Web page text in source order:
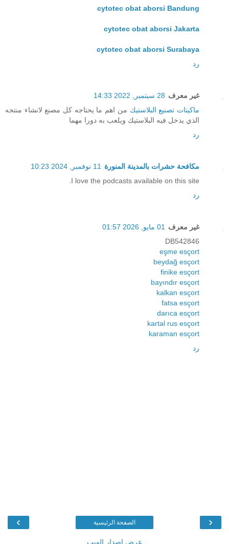
cytotec obat aborsi Bandung
cytotec obat aborsi Jakarta
cytotec obat aborsi Surabaya
رد
غير معرف 28 سبتمبر, 2022 14:33
ماكينات تصنيع البلاستيك من اهم ما يحتاجه كل مصنع لانشاء منتجه
الذي يدخل فيه البلاستيك ويلعب به دورا مهما
رد
مكافحة حشرات بالمدينة المنورة
11 نوفمبر, 2024 10:23
I love the podcasts available on this site.
رد
غير معرف
01 مايو, 2026 01:57
DB542846
eşme esçort
beydağ esçort
finike esçort
bayındır esçort
kalkan esçort
fatsa esçort
darıca esçort
kartal rus esçort
karaman esçort
رد
‹
› الصفحة الرئيسية
عرض إصدار الويب